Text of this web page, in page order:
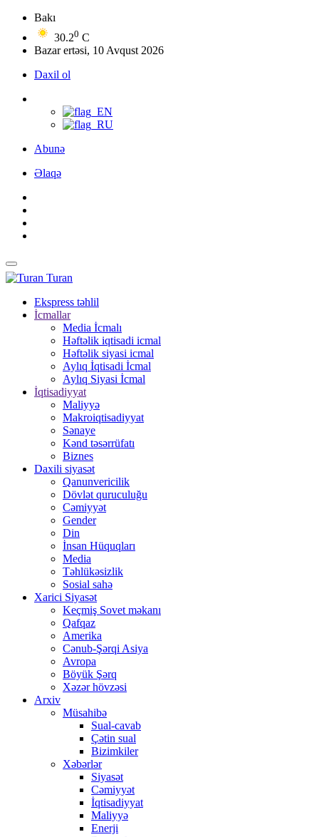
Bakı
30.20 C
Bazar ertəsi, 10 Avqust 2026
Daxil ol
Abunə
Əlaqə
Turan
Ekspress təhlil
İcmallar
Media İcmalı
Həftəlik iqtisadi icmal
Həftəlik siyasi icmal
Aylıq İqtisadi İcmal
Aylıq Siyasi İcmal
İqtisadiyyat
Maliyyə
Makroiqtisadiyyat
Sənaye
Kənd təsərrüfatı
Biznes
Daxili siyasət
Qanunvericilik
Dövlət quruculuğu
Cəmiyyət
Gender
Din
İnsan Hüquqları
Media
Təhlükəsizlik
Sosial sahə
Xarici Siyasət
Keçmiş Sovet məkanı
Qafqaz
Amerika
Cənub-Şərqi Asiya
Avropa
Böyük Şərq
Xəzər hövzəsi
Arxiv
Müsahibə
Sual-cavab
Çətin sual
Bizimkiler
Xəbərlər
Siyasət
Cəmiyyət
İqtisadiyyat
Maliyyə
Enerji